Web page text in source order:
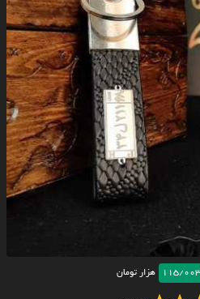
115/003 هزار تومان